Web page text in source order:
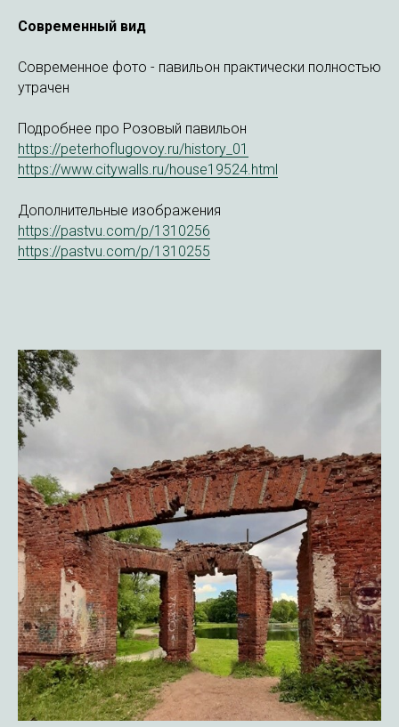
Современный вид
Современное фото - павильон практически полностью
утрачен
Подробнее про Розовый павильон
https://peterhoflugovoy.ru/history_01
https://www.citywalls.ru/house19524.html
Дополнительные изображения
https://pastvu.com/p/1310256
https://pastvu.com/p/1310255